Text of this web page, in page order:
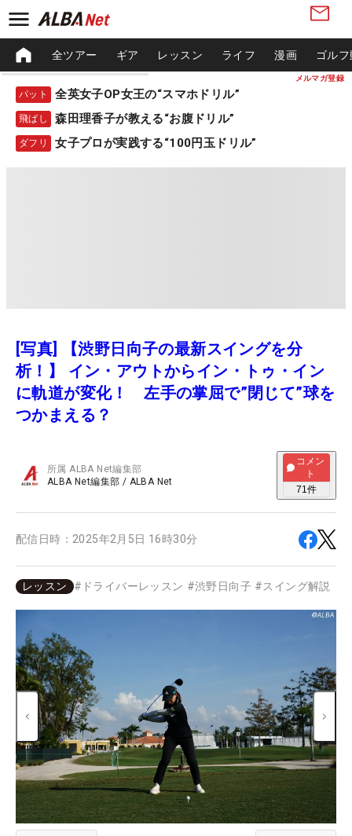
メルマガ登録
全ツアー ギア レッスン ライフ 漫画 ゴル
パット 全英女子OP女王の“スマホドリル”
飛ばし 森田理香子が教える“お腹ドリル”
ダフリ 女子プロが実践する“100円玉ドリル”
[写真] 【渋野日向子の最新スイングを分
析！】 イン・アウトからイン・トゥ・イン
に軌道が変化！ 左手の掌屈で”閉じて”球を
つかまえる？
所属ALBA Net編集部
ALBA Net編集部 / ALBA Net
コメン
ト
71件
配信日時： 2025年2月5日 16時30分
レッスン # ドライバーレッスン #渋野日向子 #スイング解説